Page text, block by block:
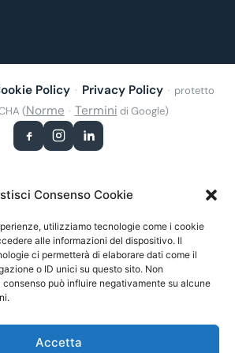
Consenso Cookie
utilizziamo tecnologie come i cookie
alle informazioni del dispositivo. Il
ci permetterà di elaborare dati come il
o ID unici su questo sito. Non
può influire negativamente su alcune
Accetta
Policy · Privacy Policy · protetto
(Norme · Termini di Google)